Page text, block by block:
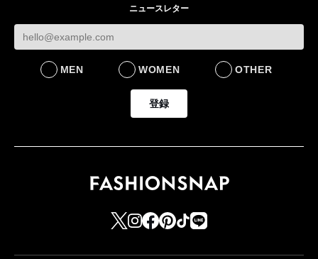
ニュースレター
MEN WOMEN OTHER
登録